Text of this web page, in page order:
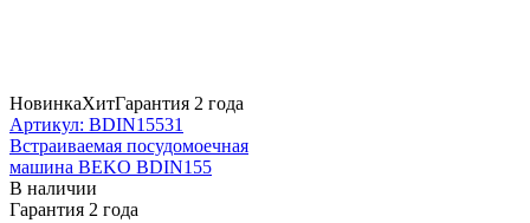
НовинкаХитГарантия 2 года
Артикул: BDIN15531
Встраиваемая посудомоечная
машина BEKO BDIN155
В наличии
Гарантия 2 года